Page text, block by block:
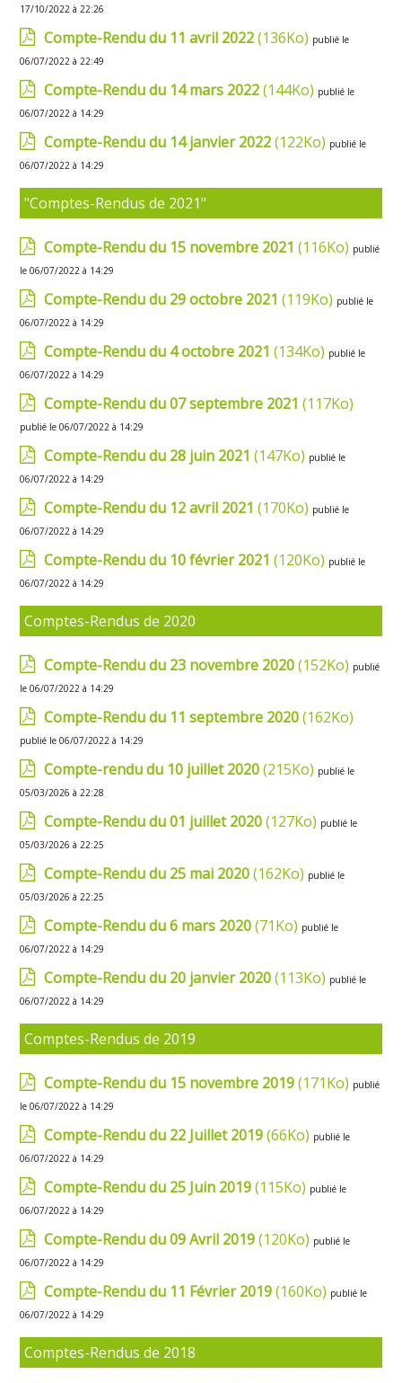
17/10/2022 à 22:26
Compte-Rendu du 11 avril 2022(136Ko) publié le
06/07/2022 à 22:49
Compte-Rendu du 14 mars 2022(144Ko) publié le
06/07/2022 à 14:29
Compte-Rendu du 14 janvier 2022(122Ko) publié le
06/07/2022 à 14:29
"Comptes-Rendus de 2021"
Compte-Rendu du 15 novembre 2021 (116Ko) publié
le 06/07/2022 à 14:29
Compte-Rendu du 29 octobre 2021 (119Ko) publié le
06/07/2022 à 14:29
Compte-Rendu du 4 octobre 2021 (134Ko) publié le
06/07/2022 à 14:29
Compte-Rendu du 07 septembre 2021 (117Ko)
publié le 06/07/2022 à 14:29
Compte-Rendu du 28 juin 2021 (147Ko) publié le
06/07/2022 à 14:29
Compte-Rendu du 12 avril 2021 (170Ko) publié le
06/07/2022 à 14:29
Compte-Rendu du 10 février 2021 (120Ko) publié le
06/07/2022 à 14:29
Comptes-Rendus de 2020
Compte-Rendu du 23 novembre 2020(152Ko) publié
le 06/07/2022 à 14:29
Compte-Rendu du 11 septembre 2020(162Ko)
publié le 06/07/2022 à 14:29
Compte-rendu du 10 juillet 2020(215Ko) publié le
05/03/2026 à 22:28
Compte-Rendu du 01 juillet 2020(127Ko) publié le
05/03/2026 à 22:25
Compte-Rendu du 25 mai 2020(162Ko) publié le
05/03/2026 à 22:25
Compte-Rendu du 6 mars 2020(71Ko) publié le
06/07/2022 à 14:29
Compte-Rendu du 20 janvier 2020(113Ko) publié le
06/07/2022 à 14:29
Comptes-Rendus de 2019
Compte-Rendu du 15 novembre 2019(171Ko) publié
le 06/07/2022 à 14:29
Compte-Rendu du 22 Juillet 2019(66Ko) publié le
06/07/2022 à 14:29
Compte-Rendu du 25 Juin 2019(115Ko) publié le
06/07/2022 à 14:29
Compte-Rendu du 09 Avril 2019(120Ko) publié le
06/07/2022 à 14:29
Compte-Rendu du 11 Février 2019(160Ko) publié le
06/07/2022 à 14:29
Comptes-Rendus de 2018